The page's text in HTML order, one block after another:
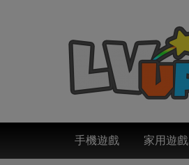
手機遊戲 家用遊戲